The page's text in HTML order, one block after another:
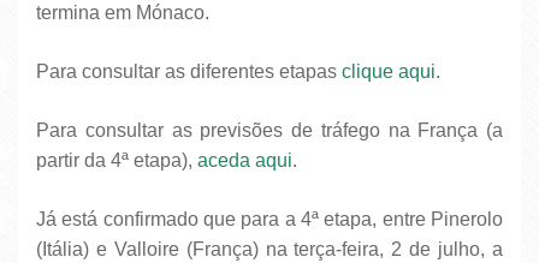
termina em Mónaco.
Para consultar as diferentes etapas clique aqui.
Para consultar as previsões de tráfego na França (a
partir da 4ª etapa), aceda aqui.
Já está confirmado que para a 4ª etapa, entre Pinerolo
(Itália) e Valloire (França) na terça-feira, 2 de julho, a